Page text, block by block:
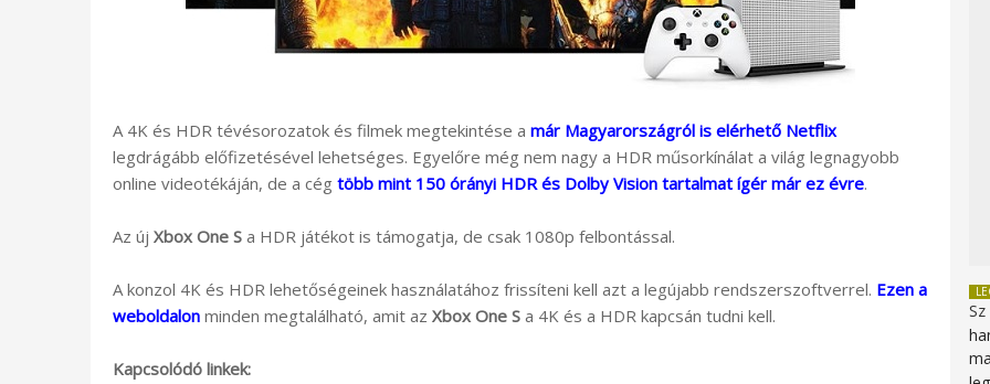
A 4K és HDR tévésorozatok és filmek megtekintése a már Magyarországról is elérhető Netflix
legdrágább előfizetésével lehetséges. Egyelőre még nem nagy a HDR műsorkínálat a világ legnagyobb
online videotékáján, de a cég több mint 150 órányi HDR és Dolby Vision tartalmat ígér már ez évre.
Az új Xbox One S a HDR játékot is támogatja, de csak 1080p felbontással.
A konzol 4K és HDR lehetőségeinek használatához frissíteni kell azt a legújabb rendszerszoftverrel. Ezen a
weboldalon minden megtalálható, amit az Xbox One S a 4K és a HDR kapcsán tudni kell.
Kapcsolódó linkek: